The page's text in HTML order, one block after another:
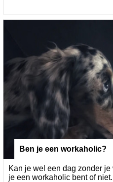
Ben je een workaholic?
Kan je wel een dag zonder
je een workaholic bent of niet.